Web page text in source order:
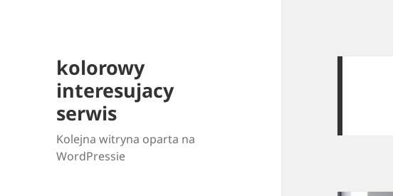
kolorowy
interesujacy
serwis
Kolejna witryna oparta na
WordPressie